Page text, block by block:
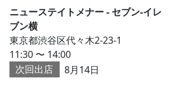
ニューステイトメナー - セブン-イレ
ブン横
東京都渋谷区代々木2-23-1
11:30 〜 14:00
次回出店
8月14日